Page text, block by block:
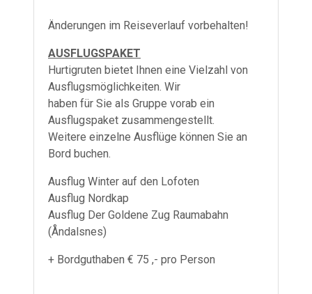
Änderungen im Reiseverlauf vorbehalten!
AUSFLUGSPAKET
Hurtigruten bietet Ihnen eine Vielzahl von
Ausflugsmöglichkeiten. Wir
haben für Sie als Gruppe vorab ein
Ausflugspaket zusammengestellt.
Weitere einzelne Ausflüge können Sie an
Bord buchen.
Ausflug Winter auf den Lofoten
Ausflug Nordkap
Ausflug Der Goldene Zug Raumabahn
(Åndalsnes)
+ Bordguthaben € 75 ,- pro Person